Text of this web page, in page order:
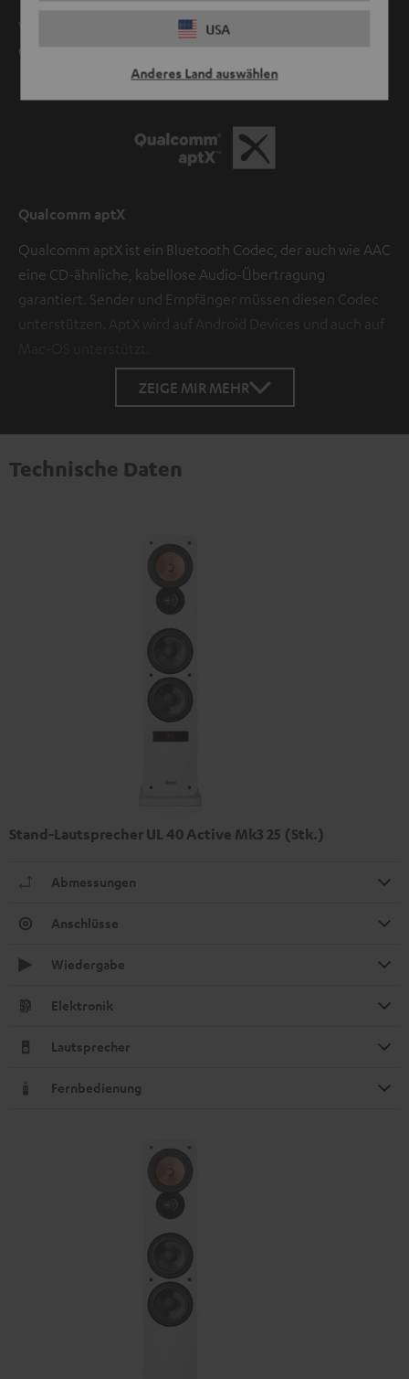
USA
Anderes Land auswählen
Videoton von z. B. Youtube oder anderen Apps sowie
Games wird natürlich lippensynchron übertragen.
Qualcomm aptX
Qualcomm aptX ist ein Bluetooth Codec, der auch wie AAC
eine CD-ähnliche, kabellose Audio-Übertragung
garantiert. Sender und Empfänger müssen diesen Codec
unterstützen. AptX wird auf Android Devices und auch auf
ZEIGE MIR MEHR
Technische Daten
Stand-Lautsprecher UL 40 Active Mk3 25 (Stk.)
Abmessungen
Anschlüsse
Wiedergabe
Elektronik
Lautsprecher
Fernbedienung